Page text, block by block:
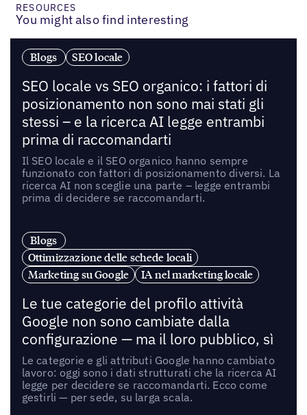
RESOURCES
You might also find interesting
Blogs SEO locale
SEO locale vs SEO organico: i fattori di
posizionamento non sono mai stati gli
stessi – e la ricerca AI legge entrambi
prima di raccomandarti
Il SEO locale e il SEO organico hanno sempre
funzionato con fattori di posizionamento diversi. La
ricerca AI non sceglie una parte – legge entrambi
prima di decidere se raccomandarti.
Blogs
Ottimizzazione delle schede locali
Marketing su Google
IA nel marketing locale
Le tue categorie del profilo attività
Google non sono cambiate dalla
configurazione — ma il loro pubblico, sì
Le categorie e gli attributi Google hanno cambiato
lavoro: oggi sono i dati strutturati che la ricerca AI
legge per decidere se raccomandarti. Ecco come
gestirli — per sede, su larga scala.